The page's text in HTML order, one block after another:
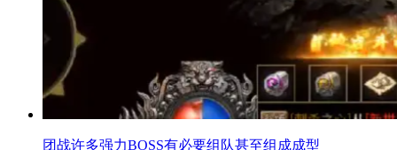
团战许多强力BOSS有必要组队甚至组成成型